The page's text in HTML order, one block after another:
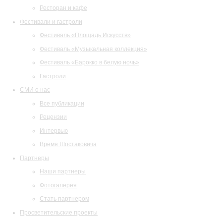
Ресторан и кафе
Фестивали и гастроли
Фестиваль «Площадь Искусств»
Фестиваль «Музыкальная коллекция»
Фестиваль «Барокко в белую ночь»
Гастроли
СМИ о нас
Все публикации
Рецензии
Интервью
Время Шостаковича
Партнеры
Наши партнеры
Фотогалерея
Стать партнером
Просветительские проекты